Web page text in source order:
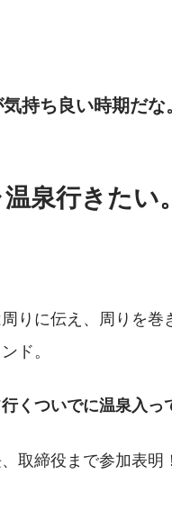
持ち良い時期だな
泉行きたい。
りに伝え、周りを
ド。
くついでに温泉入っ
取締役まで参加表明！